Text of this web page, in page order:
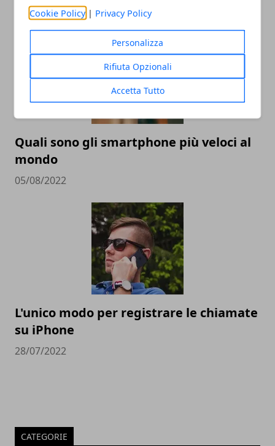
Cookie Policy | Privacy Policy
Personalizza
Rifiuta Opzionali
Accetta Tutto
16/09/2022
Quali sono gli smartphone più veloci al
mondo
05/08/2022
L'unico modo per registrare le chiamate
su iPhone
28/07/2022
CATEGORIE